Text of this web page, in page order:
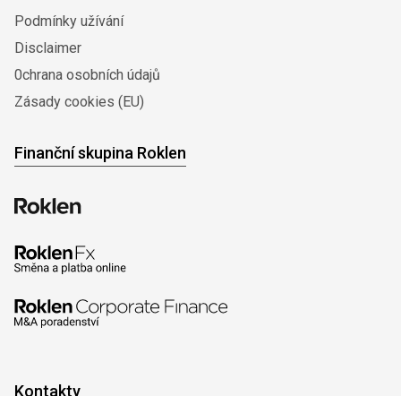
Podmínky užívání
Disclaimer
0chrana osobních údajů
Zásady cookies (EU)
Finanční skupina Roklen
Kontakty